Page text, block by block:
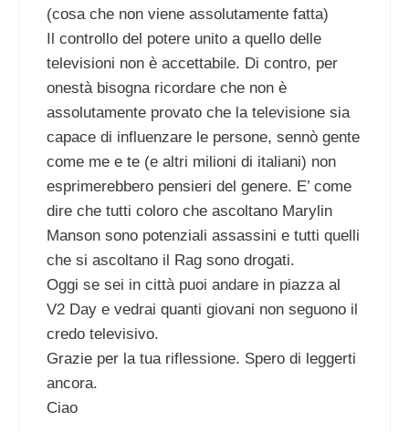
(cosa che non viene assolutamente fatta)
Il controllo del potere unito a quello delle
televisioni non è accettabile. Di contro, per
onestà bisogna ricordare che non è
assolutamente provato che la televisione sia
capace di influenzare le persone, sennò gente
come me e te (e altri milioni di italiani) non
esprimerebbero pensieri del genere. E’ come
dire che tutti coloro che ascoltano Marylin
Manson sono potenziali assassini e tutti quelli
che si ascoltano il Rag sono drogati.
Oggi se sei in città puoi andare in piazza al
V2 Day e vedrai quanti giovani non seguono il
credo televisivo.
Grazie per la tua riflessione. Spero di leggerti
ancora.
Ciao